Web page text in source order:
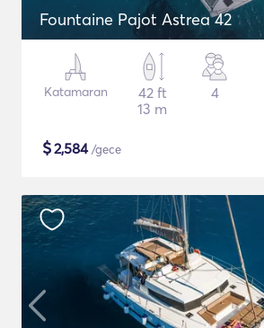
Fountaine Pajot Astrea 42
Katamaran
42 ft
13 m
4
$2,584/gece